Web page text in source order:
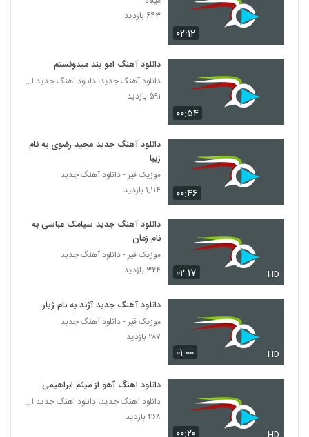
دانلود آهنگ جدید و زیبای عرفان حسن زاده با
نام همین جوره
amir ali Rah Gom Kardi
۲۵۶ بازدید
آهنگ امین کاظمی بنام رویای تو
دانلود آهنگ شارو سر درد (به همراه بابک)
۲۱۰ بازدید
آهنگ علی دریس موسی زاده بنام برگرد
۲۲۶ بازدید
دانلود آهنگ نگی نگفتی از مهرداد عبدالهی
دانلود آهنگ رادمان چشم های بی خواب
۰۲:۱۲
۶۴۳ بازدید
۰۰:۵۴
دانلود آهنگ امو بند میدونستم
دانلود آهنگ جدید، دانلود اهنگ جدید ایرانی
۵۹۱ بازدید
۰۰:۴۶
دانلود آهنگ جدید مجید رضوی به نام
زیبا
موزیک قیر - دانلود آهنگ جدبد
۱,۱۱۴ بازدید
۰۲:۱۷ HD
دانلود آهنگ جدید سیامک عباسی به
نام زمان
موزیک قیر - دانلود آهنگ جدبد
۳۲۴ بازدید
۰۱:۰۰ HD
دانلود آهنگ جدید آژند به نام ژیار
موزیک قیر - دانلود آهنگ جدبد
۲۸۷ بازدید
دانلود اهنگ آهو از میثم ابراهیمی
دانلود آهنگ جدید، دانلود اهنگ جدید ایرانی
۴۶۸ بازدید